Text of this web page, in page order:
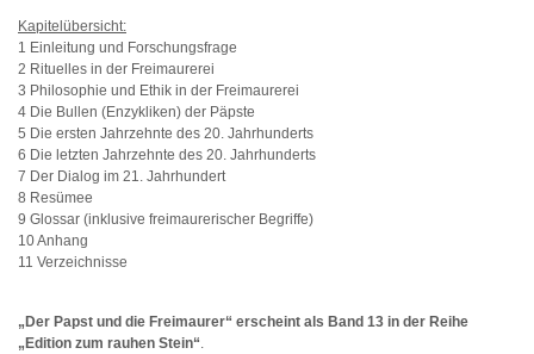
Kapitelübersicht:
1 Einleitung und Forschungsfrage
2 Rituelles in der Freimaurerei
3 Philosophie und Ethik in der Freimaurerei
4 Die Bullen (Enzykliken) der Päpste
5 Die ersten Jahrzehnte des 20. Jahrhunderts
6 Die letzten Jahrzehnte des 20. Jahrhunderts
7 Der Dialog im 21. Jahrhundert
8 Resümee
9 Glossar (inklusive freimaurerischer Begriffe)
10 Anhang
11 Verzeichnisse
„Der Papst und die Freimaurer“ erscheint als Band 13 in der Reihe
„Edition zum rauhen Stein“.